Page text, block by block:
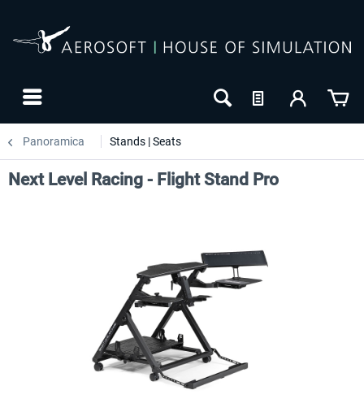
Panoramica Stands | Seats
Next Level Racing - Flight Stand Pro